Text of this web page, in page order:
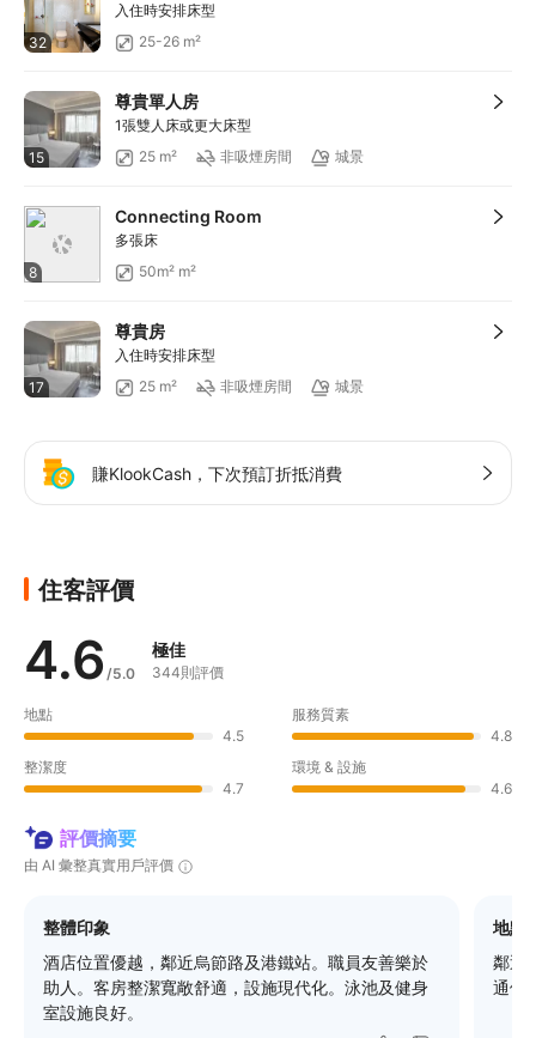
32
入住時安排床型
25-26 m²
15
尊貴單人房
1張雙人床或更大床型
25 m²
非吸煙房間 城景
8
Connecting Room
多張床
50m² m²
17
尊貴房
入住時安排床型
25 m²
非吸煙房間 城景
賺KlookCash，下次預訂折抵消費
住客評價
4.6 /5.0
極佳
344則評價
地點
4.5
服務質素
4.8
整潔度
4.7
環境 & 設施
4.6
評價摘要
由 AI 彙整真實用戶評價
整體印象
酒店位置優越，鄰近烏節路及港鐵站。職員友善樂於
助人。客房整潔寬敞舒適，設施現代化。泳池及健身
室設施良好。
地點
鄰近
通便